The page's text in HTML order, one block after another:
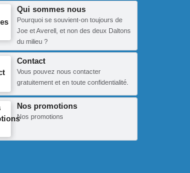
Qui sommes nous
Pourquoi se souvient-on toujours de
Joe et Averell, et non des deux Daltons
du milieu ?
Contact
Vous pouvez nous contacter
gratuitement et en toute confidentialité.
Nos promotions
Nos promotions